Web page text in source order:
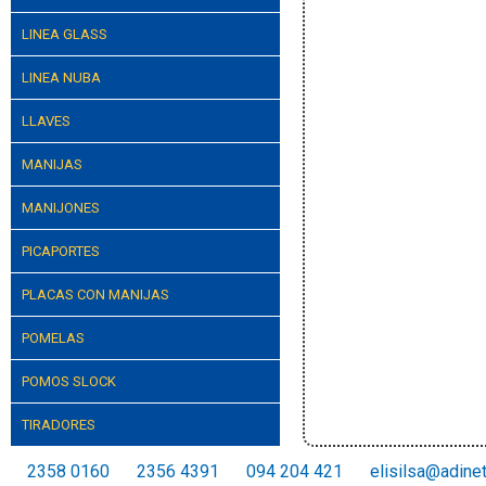
LINEA GLASS
LINEA NUBA
LLAVES
MANIJAS
MANIJONES
PICAPORTES
PLACAS CON MANIJAS
POMELAS
POMOS SLOCK
TIRADORES
2358 0160 2356 4391 094 204 421